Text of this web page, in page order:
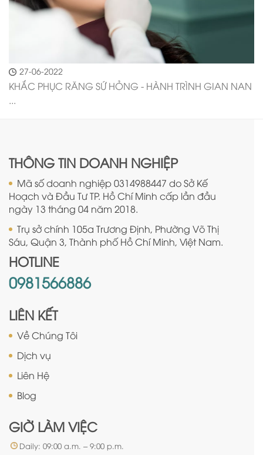
27-06-2022
KHẮC PHỤC RĂNG SỨ HỎNG - HÀNH TRÌNH GIAN NAN
...
THÔNG TIN DOANH NGHIỆP
Mã số doanh nghiệp 0314988447 do Sở Kế
Hoạch và Đầu Tư TP. Hồ Chí Minh cấp lần đầu
ngày 13 tháng 04 năm 2018.
Trụ sở chính 105a Trương Định, Phường Võ Thị
Sáu, Quận 3, Thành phố Hồ Chí Minh, Việt Nam.
HOTLINE
0981566886
LIÊN KẾT
Về Chúng Tôi
Dịch vụ
Liên Hệ
Blog
GIỜ LÀM VIỆC
Daily: 09:00 a.m. – 9:00 p.m.